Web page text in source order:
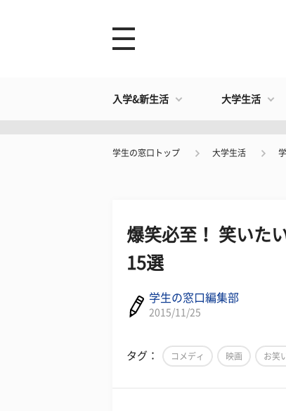
入学&新生活 大学生活
学生の窓口トップ 大学生活
爆笑必至！ 笑いた
15選
学生の窓口編集部
2015/11/25
タグ： コメディ 映画 お笑